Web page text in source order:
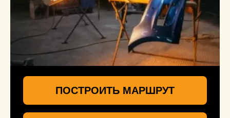
ПОСТРОИТЬ МАРШРУТ